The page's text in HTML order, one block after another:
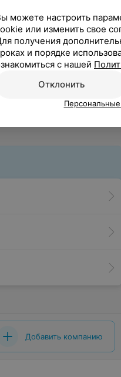
Курсовое
бесплодия
Цена по
Добавить компанию
можете настроить
или изменить свое
получения
и порядке
с нашей
Отклонить